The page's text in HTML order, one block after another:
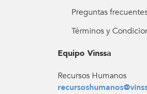
Preguntas
Términos y
Equipo Vinssa
Recursos Humanos